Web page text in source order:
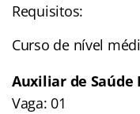
Requisitos:
Curso de nível
Auxiliar de Saúde
Vaga: 01